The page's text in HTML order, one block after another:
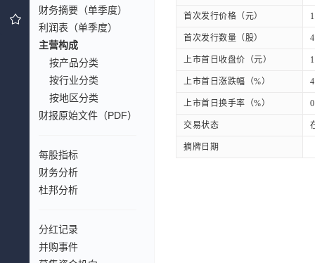
财务摘要（单季度）
利润表（单季度）
主营构成
按产品分类
按行业分类
按地区分类
财报原始文件（PDF）
每股指标
财务分析
杜邦分析
分红记录
并购事件
首次发行价格（元）
首次发行数量（股）
上市首日收盘价（元）
上市首日涨跌幅（%）
上市首日换手率（%）
交易状态
摘牌日期